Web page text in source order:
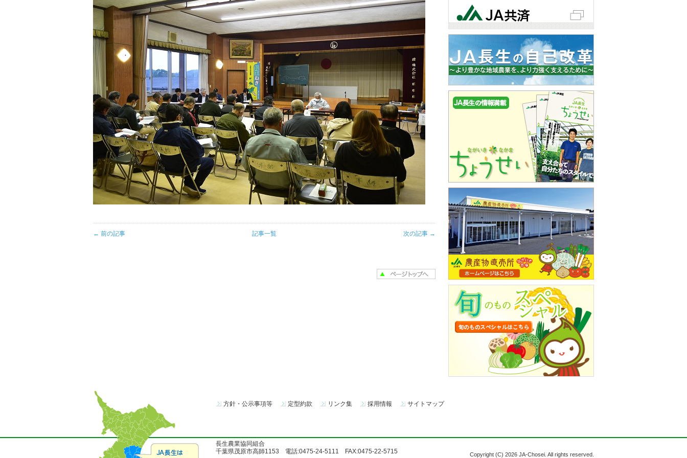
← 前の記事 記事一覧 次の記事 →
方針・公示事項等 定型約款 リンク集 採用情報 サイトマップ
Copyright (C) 2026 JA-Chosei. All rights reserved.
長生農業協同組合
千葉県茂原市高師1153 電話:0475-24-5111 FAX:0475-22-5715